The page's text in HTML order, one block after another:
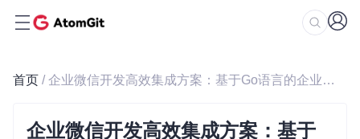
首页 / 企业微信开发高效集成方案：基于Go语言的企业级SDK实践指南
企业微信开发高效集成方案：基于